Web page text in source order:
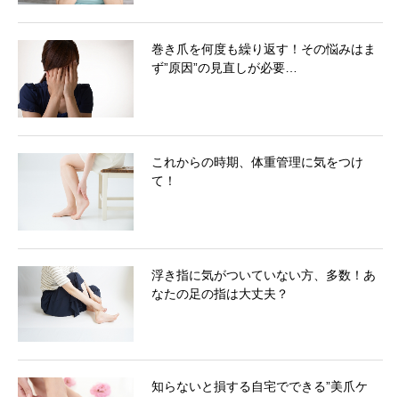
巻き爪を何度も繰り返す！その悩みはま
ず”原因”の見直しが必要…
これからの時期、体重管理に気をつけ
て！
浮き指に気がついていない方、多数！あ
なたの足の指は大丈夫？
知らないと損する自宅でできる”美爪ケ